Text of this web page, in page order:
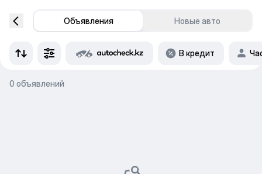
Объявления Новые авто
В кредит
0 объявлений